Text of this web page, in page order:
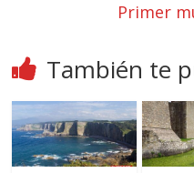
Primer
También te